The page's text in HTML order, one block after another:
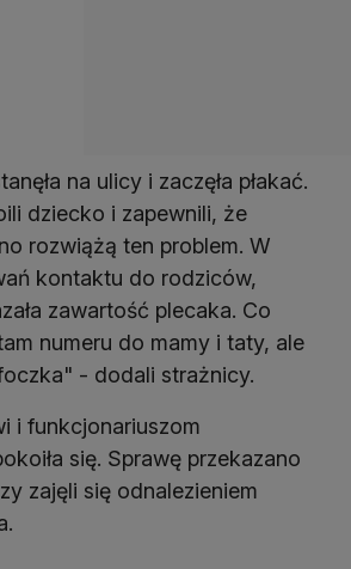
na ulicy i zaczęła płakać.
dziecko i zapewnili, że
rozwiążą ten problem. W
kontaktu do rodziców,
zawartość plecaka. Co
numeru do mamy i taty, ale
- dodali strażnicy.
i funkcjonariuszom
się. Sprawę przekazano
zajęli się odnalezieniem